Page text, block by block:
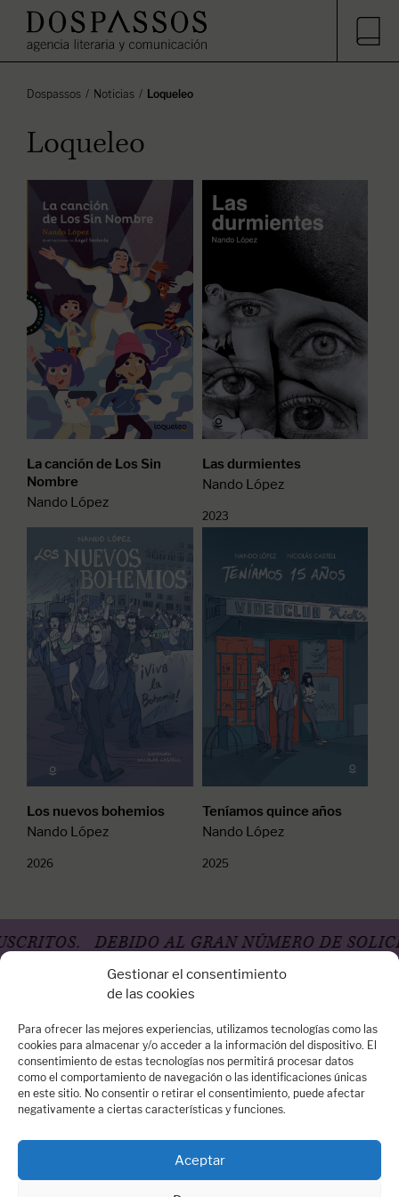
Gestionar el consentimiento
de las cookies
Para ofrecer las mejores experiencias, utilizamos tecnologías como las
cookies para almacenar y/o acceder a la información del dispositivo. El
consentimiento de estas tecnologías nos permitirá procesar datos
como el comportamiento de navegación o las identificaciones únicas
en este sitio. No consentir o retirar el consentimiento, puede afectar
negativamente a ciertas características y funciones.
Aceptar
Loqueleo
Noticias
Dospassos
Loqueleo
La canción de Los Sin
Nombre
Nando López
Las durmientes
Nando López
2023
Los nuevos bohemios
Nando López
2026
Teníamos quince años
Nando López
2025
DEBIDO AL GRAN NÚMERO DE
Oficina Madrid
Calle Arrieta, 14 – 3º Dcha - 28013 Madrid
Contacta con nosotros:contacto@dospassos.es